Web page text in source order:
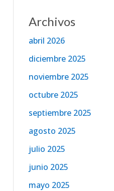
Archivos
abril 2026
diciembre 2025
noviembre 2025
octubre 2025
septiembre 2025
agosto 2025
julio 2025
junio 2025
mayo 2025